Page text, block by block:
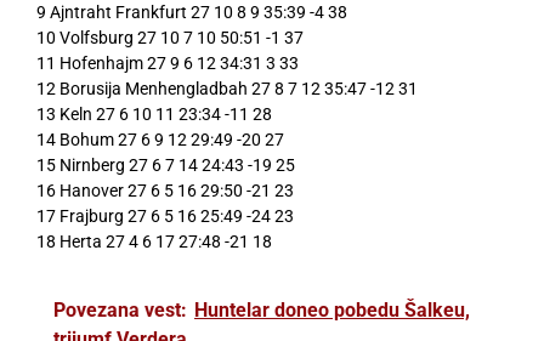
9 Ajntraht Frankfurt 27 10 8 9 35:39 -4 38
10 Volfsburg 27 10 7 10 50:51 -1 37
11 Hofenhajm 27 9 6 12 34:31 3 33
12 Borusija Menhengladbah 27 8 7 12 35:47 -12 31
13 Keln 27 6 10 11 23:34 -11 28
14 Bohum 27 6 9 12 29:49 -20 27
15 Nirnberg 27 6 7 14 24:43 -19 25
16 Hanover 27 6 5 16 29:50 -21 23
17 Frajburg 27 6 5 16 25:49 -24 23
18 Herta 27 4 6 17 27:48 -21 18
Povezana vest: Huntelar doneo pobedu Šalkeu,